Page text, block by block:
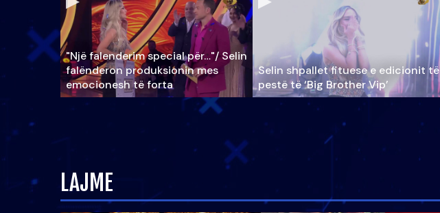
"Një falenderim special për…"/ Selin
falënderon produksionin mes
emocionesh të forta
Selin shpallet fituese e edicionit të
pestë të ‘Big Brother Vip’
LAJME